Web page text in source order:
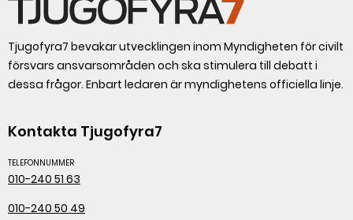
Tjugofyra7 bevakar utvecklingen inom Myndigheten för civilt
försvars ansvarsområden och ska stimulera till debatt i
dessa frågor. Enbart ledaren är myndighetens officiella linje.
Kontakta Tjugofyra7
TELEFONNUMMER
010-240 51 63
010-240 50 49